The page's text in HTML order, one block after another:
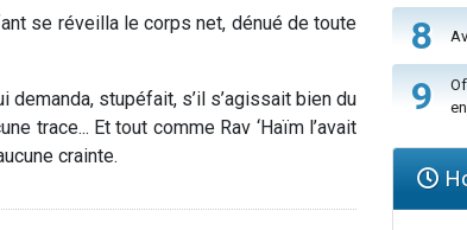
se réveilla le corps net, dénué de toute
stupéfait, s’il s’agissait bien du
trace... Et tout comme Rav ‘Haïm l’avait
crainte.
8
9